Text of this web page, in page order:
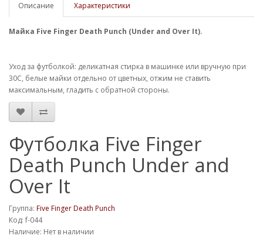
Описание Характеристики
Майка Five Finger Death Punch (Under and Over It).
Уход за футболкой: деликатная стирка в машинке или вручную при
30С, белые майки отдельно от цветных, отжим не ставить
максимальным, гладить с обратной стороны.
Футболка Five Finger
Death Punch Under and
Over It
Группа: Five Finger Death Punch
Код: f-044
Наличие: Нет в наличии